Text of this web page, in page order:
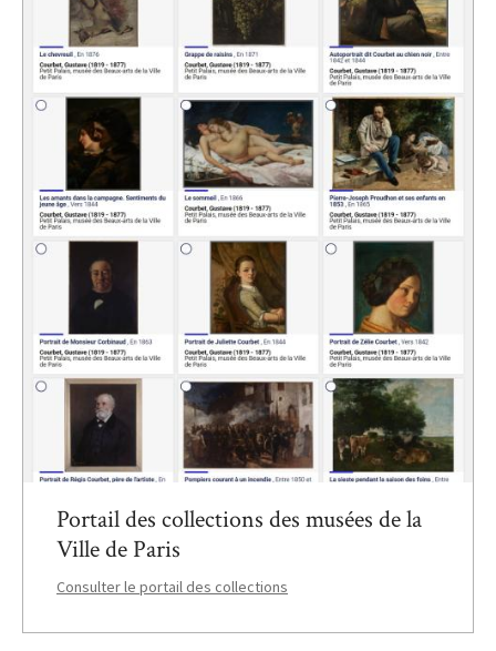
Portail des collections des musées de la
Ville de Paris
Consulter le portail des collections